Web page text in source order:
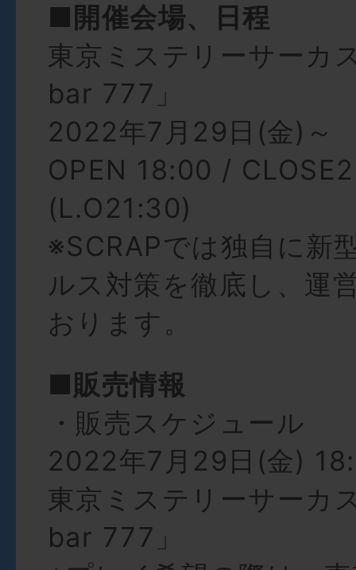
■開催会場、日程
東京ミステリーサーカ
bar 777」
2022年7月29日(金)～
OPEN 18:00 /
(L.O21:30)
※SCRAPでは独自に新
ルス対策を徹底し、運
おります。
■販売情報
・販売スケジュール
2022年7月29日(金)
東京ミステリーサーカ
bar 777」